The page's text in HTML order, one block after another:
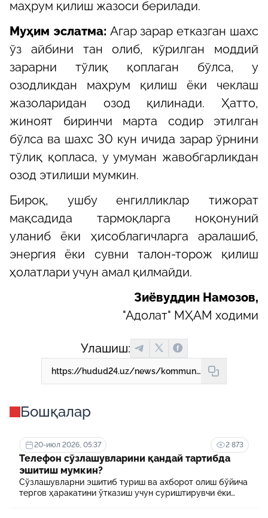
маҳрум қилиш жазоси берилади.
Муҳим эслатма: Aгар зарар етказган шахс
ўз айбини тан олиб, кўрилган моддий
зарарни тўлиқ қоплаган бўлса, у
озодликдан маҳрум қилиш ёки чеклаш
жазоларидан озод қилинади. Ҳатто,
жиноят биринчи марта содир этилган
бўлса ва шахс 30 кун ичида зарар ўрнини
тўлиқ қопласа, у умуман жавобгарликдан
озод этилиши мумкин.
Бироқ, ушбу енгилликлар тижорат
мақсадида тармоқларга ноқонуний
уланиб ёки ҳисоблагичларга аралашиб,
энергия ёки сувни талон-торож қилиш
ҳолатлари учун амал қилмайди.
Зиёвуддин Намозов,
"Адолат" МҲАМ ходими
Улашиш:
https://hudud24.uz/news/kommunal-tarmoklarga-nokonunii-ulanish-va-khisoblagichlarga-shikast-etkazish-zhazoga-sabab-buladi-1
Бошқалар
20-июл 2026, 05:37 2 873
Телефон сўзлашувларини қандай тартибда
эшитиш мумкин?
Сўзлашувларни эшитиб туриш ва ахборот олиш бўйича
тергов ҳаракатини ўтказиш учун суриштирувчи ёки